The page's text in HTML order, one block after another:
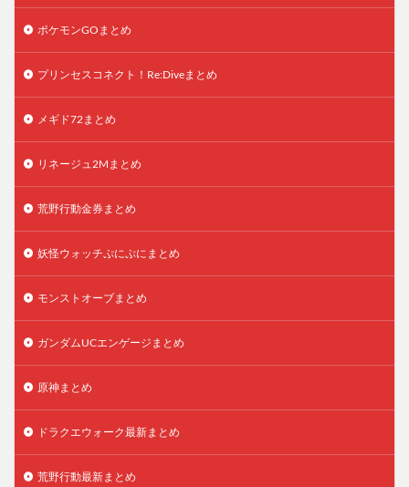
ポケモンGOまとめ
プリンセスコネクト！Re:Diveまとめ
メギド72まとめ
リネージュ2Mまとめ
荒野行動金券まとめ
妖怪ウォッチぷにぷにまとめ
モンストオーブまとめ
ガンダムUCエンゲージまとめ
原神まとめ
ドラクエウォーク最新まとめ
荒野行動最新まとめ